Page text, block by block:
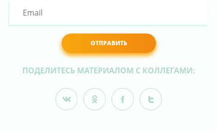
ОТПРАВИТЬ
ПОДЕЛИТЕСЬ МАТЕРИАЛОМ С КОЛЛЕГАМИ: